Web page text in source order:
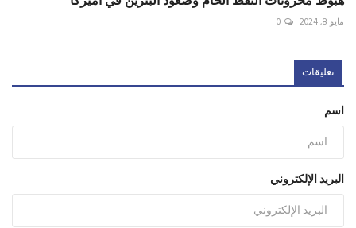
مايو 8, 2024 0
تعليقات
اسم
البريد الإلكتروني